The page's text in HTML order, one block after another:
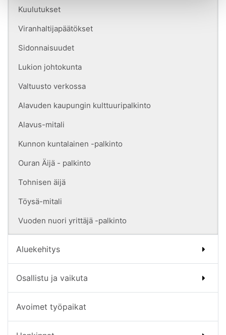
Kuulutukset
Viranhaltijapäätökset
Sidonnaisuudet
Lukion johtokunta
Valtuusto verkossa
Alavuden kaupungin kulttuuripalkinto
Alavus-mitali
Kunnon kuntalainen -palkinto
Ouran Äijä - palkinto
Tohnisen äijä
Töysä-mitali
Vuoden nuori yrittäjä -palkinto
Aluekehitys
Osallistu ja vaikuta
Avoimet työpaikat